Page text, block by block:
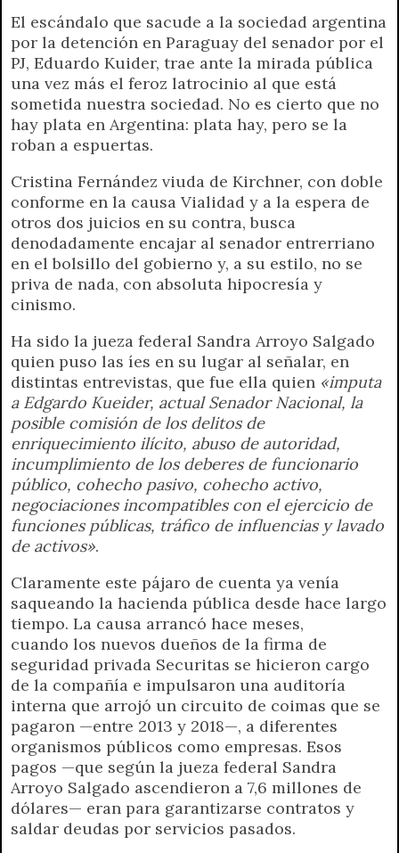
n
d
y
El escándalo que sacude a la sociedad argentina
por la detención en Paraguay del senador por el
PJ, Eduardo Kuider, trae ante la mirada pública
una vez más el feroz latrocinio al que está
sometida nuestra sociedad. No es cierto que no
hay plata en Argentina: plata hay, pero se la
roban a espuertas.
Cristina Fernández viuda de Kirchner, con doble
conforme en la causa Vialidad y a la espera de
otros dos juicios en su contra, busca
denodadamente encajar al senador entrerriano
en el bolsillo del gobierno y, a su estilo, no se
priva de nada, con absoluta hipocresía y
cinismo.
Ha sido la jueza federal Sandra Arroyo Salgado
quien puso las íes en su lugar al señalar, en
distintas entrevistas, que fue ella quien «imputa
a Edgardo Kueider, actual Senador Nacional, la
posible comisión de los delitos de
enriquecimiento ilícito, abuso de autoridad,
incumplimiento de los deberes de funcionario
público, cohecho pasivo, cohecho activo,
negociaciones incompatibles con el ejercicio de
funciones públicas, tráfico de influencias y lavado
de activos».
Claramente este pájaro de cuenta ya venía
saqueando la hacienda pública desde hace largo
tiempo. La causa arrancó hace meses,
cuando los nuevos dueños de la firma de
seguridad privada Securitas se hicieron cargo
de la compañía e impulsaron una auditoría
interna que arrojó un circuito de coimas que se
pagaron —entre 2013 y 2018—, a diferentes
organismos públicos como empresas. Esos
pagos —que según la jueza federal Sandra
Arroyo Salgado ascendieron a 7,6 millones de
dólares— eran para garantizarse contratos y
saldar deudas por servicios pasados.